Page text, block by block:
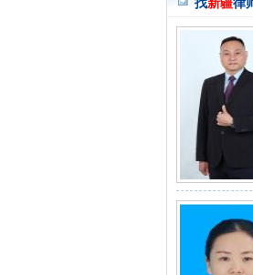
找新疆律